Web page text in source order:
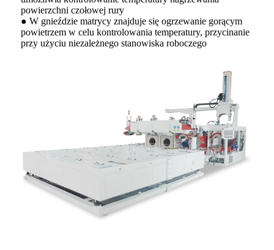
powierzchni czołowej rury
● W gnieździe matrycy znajduje się ogrzewanie gorącym
powietrzem w celu kontrolowania temperatury, przycinanie
przy użyciu niezależnego stanowiska roboczego